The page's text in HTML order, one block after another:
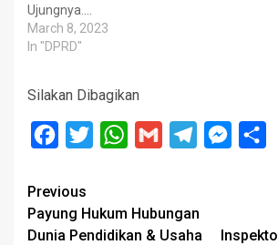
Ujungnya….
March 8, 2023
In "DPRD"
Silakan Dibagikan
Facebook
Twitter WhatsApp
Gmail Telegram
Post
navigation
Previous
Payung Hukum Hubungan
Dunia Pendidikan & Usaha